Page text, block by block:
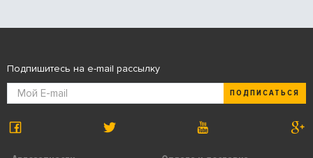
Подпишитесь на e-mail рассылку
ПОДПИСАТЬСЯ